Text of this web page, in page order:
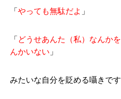
「 やっても無駄だよ 」
「 どうせあんた（私）なんか
んかいない 」
みたいな自分を貶める囁きです